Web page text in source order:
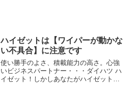
ハイゼットは【ワイパーが動かな
い不具合】に注意です
使い勝手のよさ、積載能力の高さ。心強
いビジネスパートナー・・・ダイハツ ハ
イゼット！しかしあなたがハイゼットを